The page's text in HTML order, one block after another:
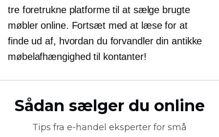
tre foretrukne platforme til at sælge brugte
møbler online. Fortsæt med at læse for at
finde ud af, hvordan du forvandler din antikke
møbelafhængighed til kontanter!
Sådan sælger du online
Tips fra e-handel eksperter for små